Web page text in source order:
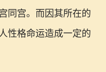
同宫。而因其所在的
性格命运造成一定的